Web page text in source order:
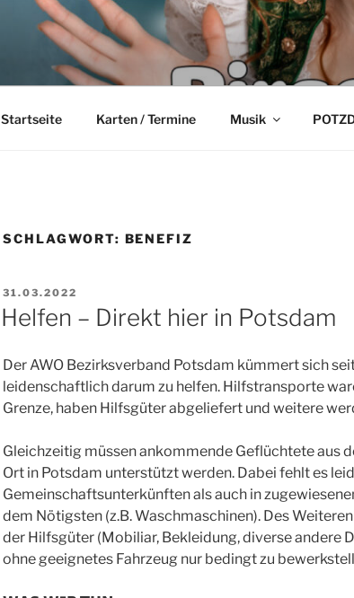
PIRSCHHEIDI –
DIE FRANK HECK
Wir leben den Schlager
Startseite Karten / Termine Musik
SCHLAGWORT: BENEFIZ
VERÖFFENTLICHT
AM
31.03.2022
Helfen – Direkt hier in Potsdam
Der AWO Bezirksverband Potsdam kümmert sich
leidenschaftlich darum zu helfen. Hilfstransporte
Grenze, haben Hilfsgüter abgeliefert und weitere
Gleichzeitig müssen ankommende Geflüchtete aus
Ort in Potsdam unterstützt werden. Dabei fehlt es
Gemeinschaftsunterkünften als auch in
dem Nötigsten (z.B. Waschmaschinen). Des
der Hilfsgüter (Mobiliar, Bekleidung, diverse andere
ohne geeignetes Fahrzeug nur bedingt zu